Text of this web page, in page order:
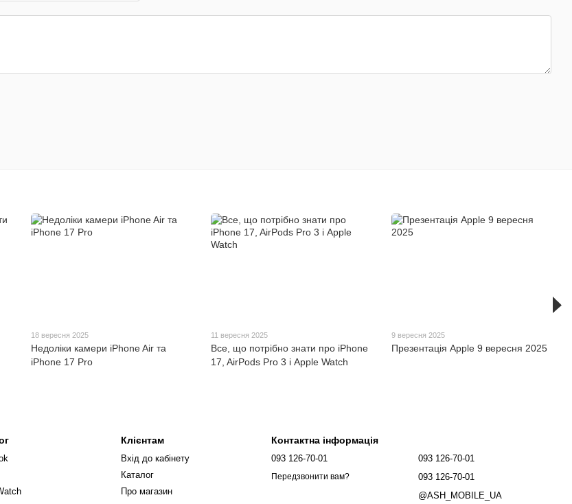
18 вересня 2025
Недоліки камери iPhone Air та
iPhone 17 Pro
11 вересня 2025
Все, що потрібно знати про iPhone
17, AirPods Pro 3 і Apple Watch
9 вересня 2025
Презентація Apple 9 вересня 2025
Клієнтам
Вхід до кабінету
Каталог
Про магазин
Контактна інформація
093 126-70-01
Передзвонити вам?
093 126-70-01
093 126-70-01
@ASH_MOBILE_UA